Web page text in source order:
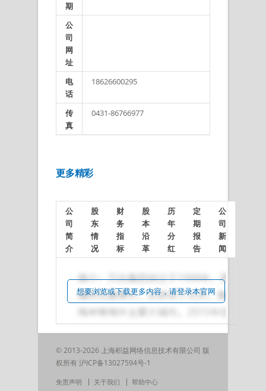
期
公
司
网
址
电
话
18626600295
传
真
0431-86766977
更多精彩
公
司
简
介
股
东
情
况
财
务
指
标
股
本
沿
革
历
年
分
红
定
期
报
告
公
司
新
闻
想要浏览或下载更多内容，请登录本官网
© 2013-2026 上海积益网络信息技术有限公司 版
权所有沪ICP备13027594号-1
免责声明 关于我们 帮助中心